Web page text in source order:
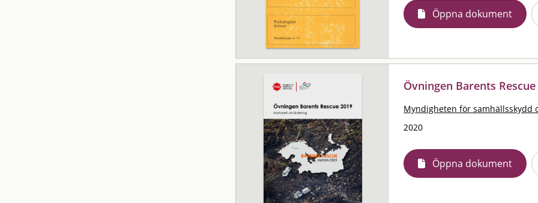
Öppna dokument
Övningen Barents
Myndigheten för samhällsskydd
2020
Öppna dokument